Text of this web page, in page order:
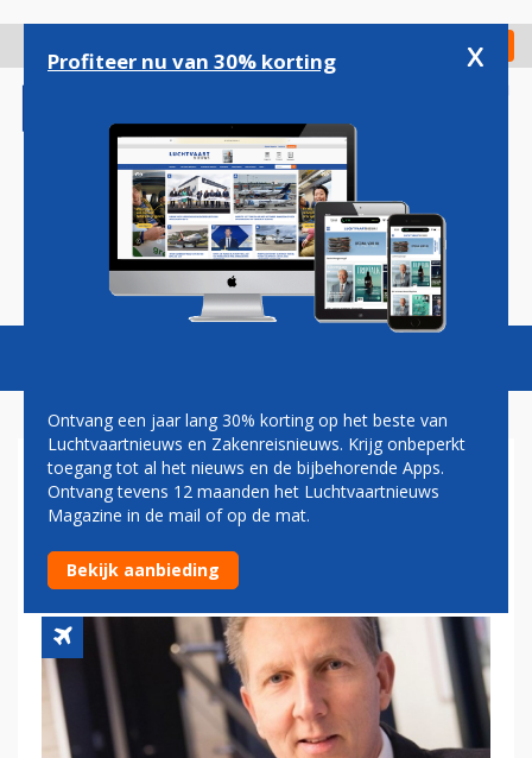
gaan
Check in
Magazine Podcasts Vacatures
VNV: PRIORITEIT VOOR
GEZONDE NEDERLANDSE
LUCHTVAARTSECTOR
Profiteer nu van 30% korting x
Ontvang een jaar lang 30% korting op het beste van
Luchtvaartnieuws en Zakenreisnieuws. Krijg onbeperkt
toegang tot al het nieuws en de bijbehorende Apps.
Ontvang tevens 12 maanden het Luchtvaartnieuws
Magazine in de mail of op de mat.
Bekijk aanbieding